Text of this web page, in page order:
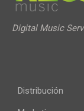
Digital Music
Distribución